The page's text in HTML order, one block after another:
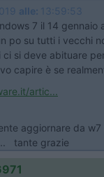
alle: 13:59:53
7 il 14
po su tutti i vecchi
si deve abituare
capire è se
artic...
aggiornare da
tante grazie